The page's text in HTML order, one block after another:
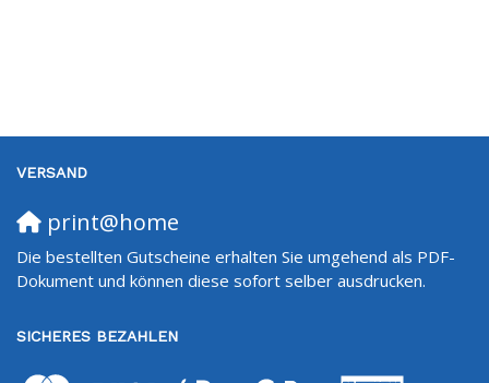
VERSAND
print@home
Die bestellten Gutscheine erhalten Sie umgehend als PDF-
Dokument und können diese sofort selber ausdrucken.
SICHERES BEZAHLEN